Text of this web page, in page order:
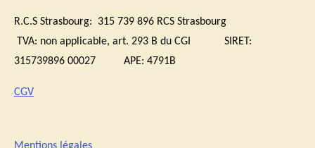
R.C.S Strasbourg: 315 739 896 RCS Strasbourg
TVA: non applicable, art. 293 B du CGI SIRET:
315739896 00027 APE: 4791B
CGV